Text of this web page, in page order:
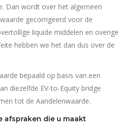
Dan wordt over het algemeen
gecorrigeerd voor de
liquide middelen en overige
hebben we het dan dus over de
bepaald op basis van een
diezelfde EV-to-Equity bridge
tot de Aandelenwaarde.
afspraken die u maakt